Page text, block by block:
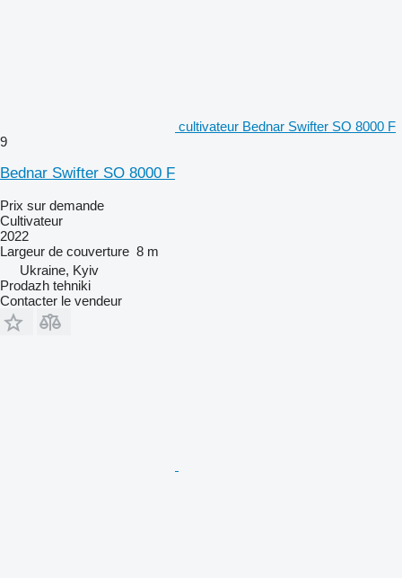
cultivateur Bednar Swifter SO 8000 F
9
Bednar Swifter SO 8000 F
Prix sur demande
Cultivateur
2022
Largeur de couverture 8 m
Ukraine, Kyiv
Prodazh tehniki
Contacter le vendeur